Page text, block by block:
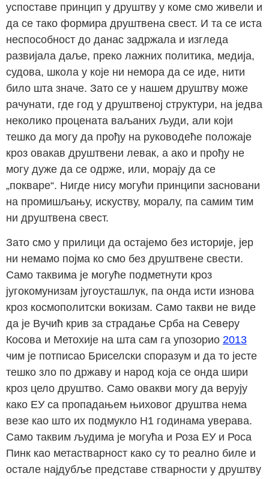
успоставе принцип у друштву у коме смо живели и
да се тако формира друштвена свест. И та се иста
неспособност до данас задржала и изгледа
развијала даље, преко лажних политика, медија,
судова, школа у које ни немора да се иде, нити
било шта значе. Зато се у нашем друштву може
рачунати, где год у друштвеној структури, на једва
неколико процената ваљаних људи, али који
тешко да могу да прођу на руководеће положаје
кроз овакав друштвени левак, а ако и прођу не
могу дуже да се одрже, или, морају да се
„покваре“. Нигде нису могући принципи засновани
на промишљању, искуству, моралу, па самим тим
ни друштвена свест.
Зато смо у прилици да остајемо без историје, јер
ни немамо појма ко смо без друштвене свести.
Само таквима је могуће подметнути кроз
југокомунизам југоусташлук, па онда исти изнова
кроз космополитски вокизам. Само такви не виде
да је Вучић крив за страдање Срба на Северу
Косова и Метохије на шта сам га упозорио 2013
чим је потписао Бриселски споразум и да то јесте
тешко зло по државу и народ која се онда шири
кроз цело друштво. Само овакви могу да верују
како ЕУ са пропадањем њиховог друштва нема
везе као што их подмукло Н1 годинама уверава.
Само таквим људима је могућа и Роза ЕУ и Роса
Пинк као метастварност како су то реално биле и
остале најдубље представе стварности у друштву